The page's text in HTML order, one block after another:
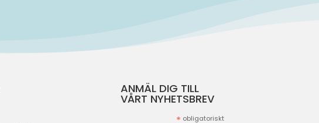
ANMÄL DIG TILL
VÅRT NYHETSBREV
obligatoriskt